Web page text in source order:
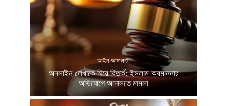
আইন আদালত
অনলাইন লেখাকে ঘিরে বিতর্ক: ইসলাম অবমাননার
অভিযোগে আদালতে মামলা